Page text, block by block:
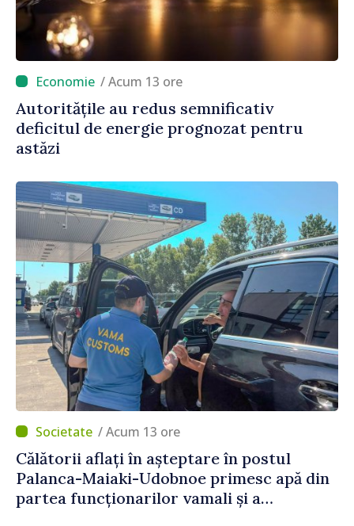
/ Acum 13 ore
Autoritățile au redus semnificativ
deficitul de energie prognozat pentru
astăzi
/ Acum 13 ore
Călătorii aflați în așteptare în postul
Palanca-Maiaki-Udobnoe primesc apă din
partea funcționarilor vamali și a